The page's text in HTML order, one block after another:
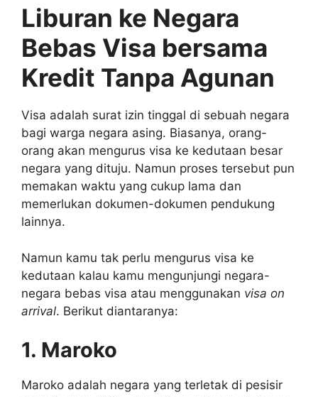
Liburan ke Negara
Bebas Visa bersama
Kredit Tanpa Agunan
Visa adalah surat izin tinggal di sebuah negara
bagi warga negara asing. Biasanya, orang-
orang akan mengurus visa ke kedutaan besar
negara yang dituju. Namun proses tersebut pun
memakan waktu yang cukup lama dan
memerlukan dokumen-dokumen pendukung
lainnya.
Namun kamu tak perlu mengurus visa ke
kedutaan kalau kamu mengunjungi negara-
negara bebas visa atau menggunakan visa on
arrival. Berikut diantaranya:
1. Maroko
Maroko adalah negara yang terletak di pesisir